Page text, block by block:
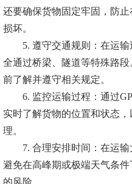
还要确保货物固定牢固，防
损坏。
5. 遵守交通规则：在运输
全通过桥梁、隧道等特殊路
前了解并遵守相关规定。
6. 监控运输过程：通过
实时了解货物的位置和状态
理。
7. 合理安排时间：在运输
避免在高峰期或极端天气条
的风险。